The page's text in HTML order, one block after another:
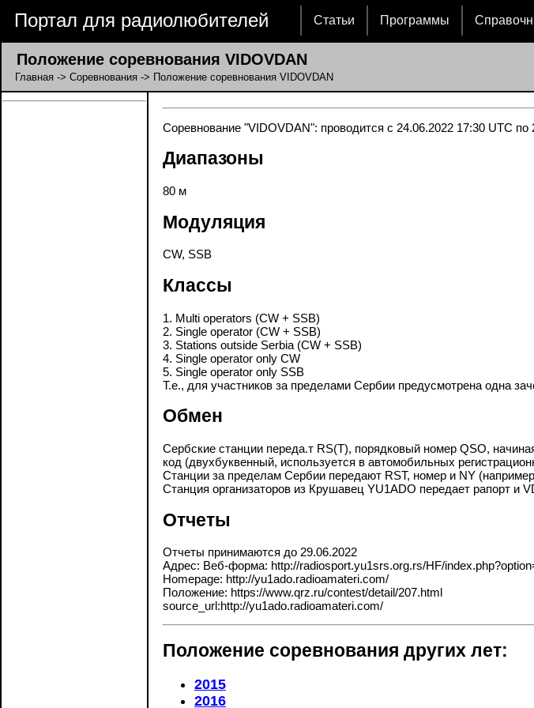
Портал для радиолюбителей Статьи Программы
Положение соревнования VIDOVDAN
Главная -> Соревнования -> Положение соревнования VIDOVDAN
Соревнование "VIDOVDAN": проводится с 24.06.2022 17:30 UTC по
Диапазоны
80 м
Модуляция
CW, SSB
Классы
1. Multi operators (CW + SSB)
2. Single operator (CW + SSB)
3. Stations outside Serbia (CW + SSB)
4. Single operator only CW
5. Single operator only SSB
Т.е., для участников за пределами Сербии предусмотрена одна
Обмен
Сербские станции переда.т RS(T), порядковый номер QSO,
код (двухбуквенный, используется в автомобильных
Станции за пределам Сербии передают RST, номер и NY
Станция организаторов из Крушавец YU1ADO передает рапорт и
Отчеты
Отчеты принимаются до 29.06.2022
Адрес: Веб-форма: http://radiosport.yu1srs.org.rs/HF/
Homepage: http://yu1ado.radioamateri.com/
Положение: https://www.qrz.ru/contest/detail/207.html
source_url:http://yu1ado.radioamateri.com/
Положение соревнования других лет:
2015
2016